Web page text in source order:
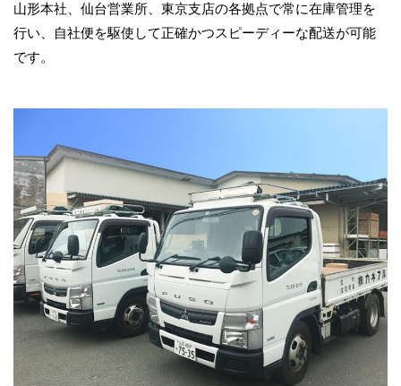
山形本社、仙台営業所、東京支店の各拠点で常に在庫管理を
行い、自社便を駆使して正確かつスピーディーな配送が可能
です。